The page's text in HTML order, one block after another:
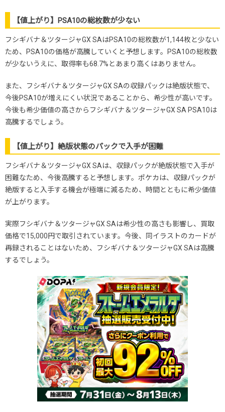
【値上がり】PSA10の総枚数が少ない
フシギバナ＆ツタージャGX SAはPSA10の総枚数が1,144枚と少ない
ため、PSA10の価格が高騰していくと予想します。PSA10の総枚数
が少ないうえに、取得率も68.7%とあまり高くはありません。
また、フシギバナ＆ツタージャGX SAの収録パックは絶版状態で、
今後PSA10が増えにくい状況であることから、希少性が高いです。
今後も希少価値の高さからフシギバナ＆ツタージャGX SA PSA10は
高騰するでしょう。
【値上がり】絶版状態のパックで入手が困難
フシギバナ＆ツタージャGX SAは、収録パックが絶版状態で入手が
困難なため、今後高騰すると予想します。ポケカは、収録パックが
絶版すると入手する機会が極端に減るため、時間とともに希少価値
が上がります。
実際フシギバナ＆ツタージャGX SAは希少性の高さも影響し、買取
価格で15,000円で取引されています。今後、同イラストのカードが
再録されることはないため、フシギバナ＆ツタージャGX SAは高騰
するでしょう。